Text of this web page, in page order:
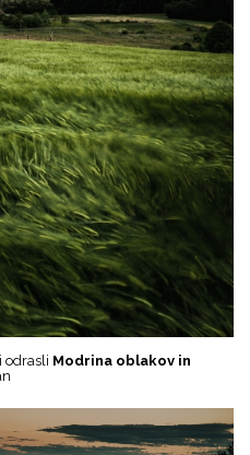
odrasli Modrina oblakov in